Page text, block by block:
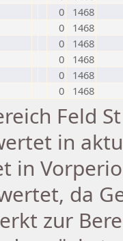
0
1468
0
1468
0
1468
0
1468
0
1468
0 1468
Feld
in
in
da
zur